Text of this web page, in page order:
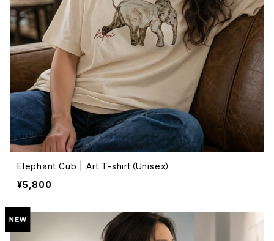
Elephant Cub | Art T-shirt（Unisex）
¥5,800